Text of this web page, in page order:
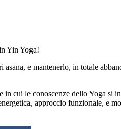
Yin Yoga!
e mantenerlo, in totale
cui le conoscenze dello Yoga si
approccio funzionale, e